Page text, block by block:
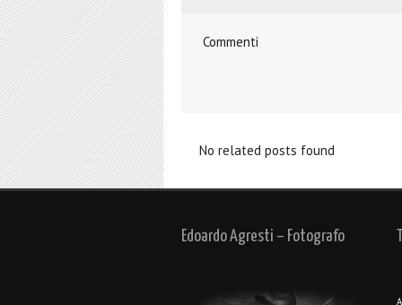
Commenti
No related posts found
Edoardo Agresti – Fotografo